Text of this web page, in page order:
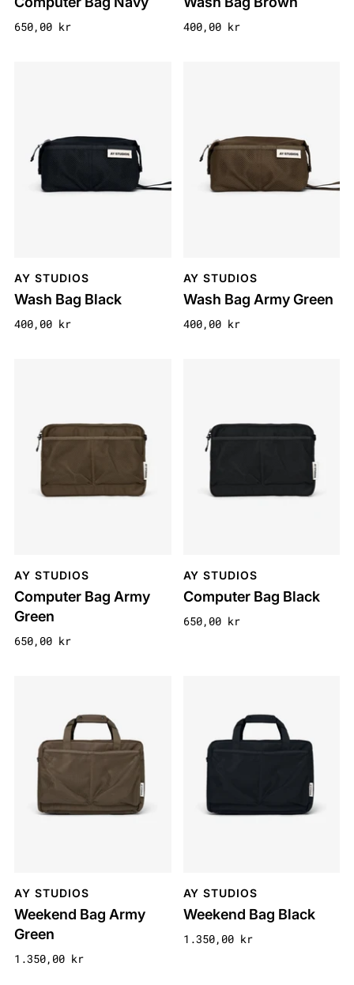
650,00 kr 400,00 kr
AY STUDIOS
Wash Bag Black
400,00 kr
AY STUDIOS
Wash Bag Army Green
400,00 kr
AY STUDIOS
Computer Bag Army
Green
650,00 kr
AY STUDIOS
Computer Bag Black
650,00 kr
AY STUDIOS
Weekend Bag Army
Green
1.350,00 kr
AY STUDIOS
Weekend Bag Black
1.350,00 kr